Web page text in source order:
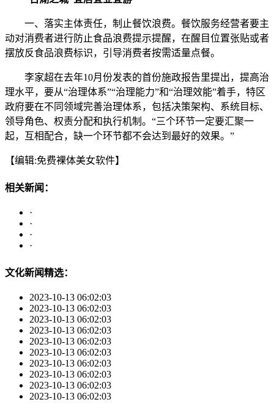
一、落实主体责任，制止餐饮浪费。餐饮服务经营者要主
动对消费者进行防止食品浪费提示提醒，在醒目位置张贴或者
摆放反食品浪费标识，引导消费者按需适量点餐。
李家超在去年10月份发表的首份施政报告里提出，提高治
理水平，要从“治理体系”“治理能力”和“治理效能”着手，特区
政府要在不同领域完善治理体系，包括决策架构、系统目标、
领导角色、权责分配和执行机制。“三个环节一定要汇聚一
起，互相配合，缺一个环节都不会达到最好的效果。”
【编辑:免费裸体美女软件】
相关新闻：
·
·
·
·
文化新闻精选：
2023-10-13 06:02:03
2023-10-13 06:02:03
2023-10-13 06:02:03
2023-10-13 06:02:03
2023-10-13 06:02:03
2023-10-13 06:02:03
2023-10-13 06:02:03
2023-10-13 06:02:03
2023-10-13 06:02:03
2023-10-13 06:02:03